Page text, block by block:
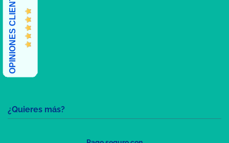
¿Quieres más?
OPINIONES CLIENTES